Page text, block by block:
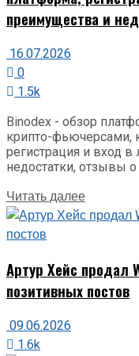
преимущества и
16.07.2026
0
1.5k
Binodex - обзор
крипто-фьючерсами,
регистрация и вход
недостатки, отзывы о
Читать далееDetails
Артур Хейс продал
позитивных постов
09.06.2026
1.6k